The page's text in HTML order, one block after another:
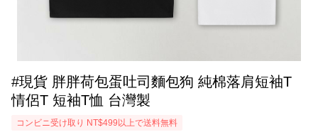
#現貨 胖胖荷包蛋吐司麵包狗 純棉落肩短袖T
情侶T 短袖T恤 台灣製
コンビニ受け取り NT$499以上で送料無料